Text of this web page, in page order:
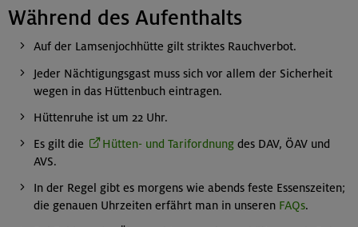
Während des Aufenthalts
Auf der Lamsenjochhütte gilt striktes Rauchverbot.
Jeder Nächtigungsgast muss sich vor allem der Sicherheit
wegen in das Hüttenbuch eintragen.
Hüttenruhe ist um 22 Uhr.
Es gilt die
Hütten- und Tarifordnung des DAV, ÖAV und
AVS.
In der Regel gibt es morgens wie abends feste Essenszeiten;
die genauen Uhrzeiten erfährt man in unseren FAQs.